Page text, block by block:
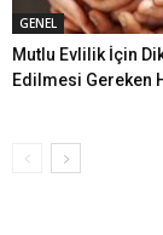
GENEL
Mutlu Evlilik İçin
Edilmesi Gereken